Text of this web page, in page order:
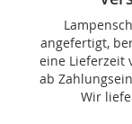
angefertigt,
eine Lieferzeit
ab
Wir